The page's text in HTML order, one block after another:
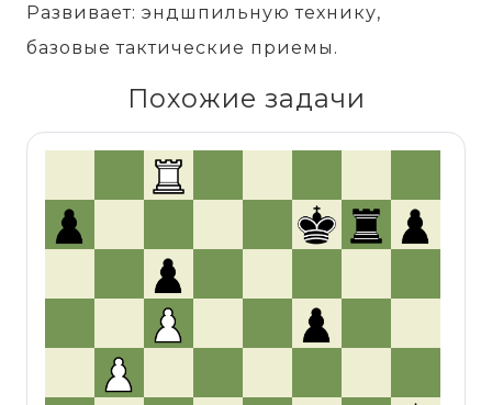
Развивает: эндшпильную технику,
базовые тактические приемы.
Похожие задачи